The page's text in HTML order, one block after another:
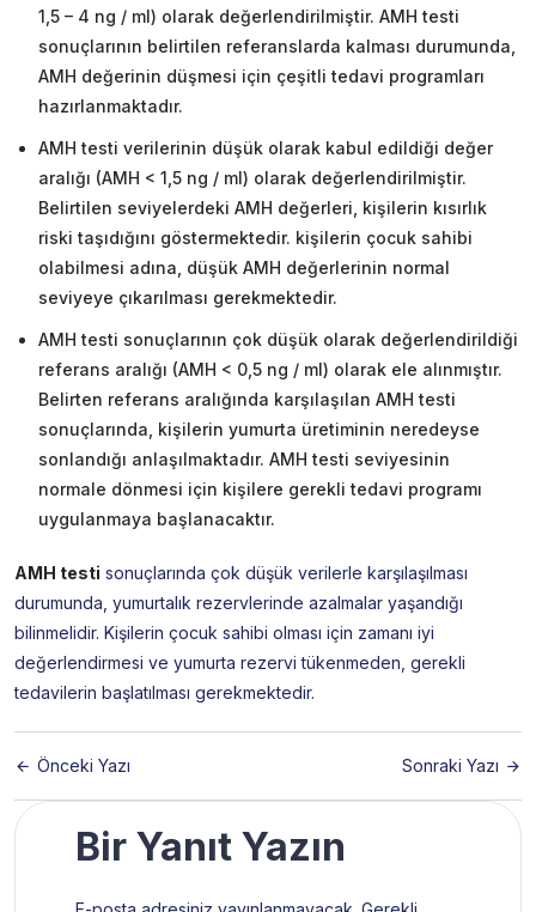
1,5 – 4 ng / ml) olarak değerlendirilmiştir. AMH testi
sonuçlarının belirtilen referanslarda kalması durumunda,
AMH değerinin düşmesi için çeşitli tedavi programları
hazırlanmaktadır.
AMH testi verilerinin düşük olarak kabul edildiği değer
aralığı (AMH < 1,5 ng / ml) olarak değerlendirilmiştir.
Belirtilen seviyelerdeki AMH değerleri, kişilerin kısırlık
riski taşıdığını göstermektedir. kişilerin çocuk sahibi
olabilmesi adına, düşük AMH değerlerinin normal
seviyeye çıkarılması gerekmektedir.
AMH testi sonuçlarının çok düşük olarak değerlendirildiği
referans aralığı (AMH < 0,5 ng / ml) olarak ele alınmıştır.
Belirten referans aralığında karşılaşılan AMH testi
sonuçlarında, kişilerin yumurta üretiminin neredeyse
sonlandığı anlaşılmaktadır. AMH testi seviyesinin
normale dönmesi için kişilere gerekli tedavi programı
uygulanmaya başlanacaktır.
AMH testi sonuçlarında çok düşük verilerle karşılaşılması
durumunda, yumurtalık rezervlerinde azalmalar yaşandığı
bilinmelidir. Kişilerin çocuk sahibi olması için zamanı iyi
değerlendirmesi ve yumurta rezervi tükenmeden, gerekli
tedavilerin başlatılması gerekmektedir.
Önceki Yazı Sonraki Yazı
Bir Yanıt Yazın